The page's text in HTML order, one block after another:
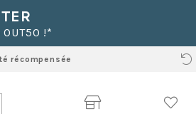
!*
récompensée